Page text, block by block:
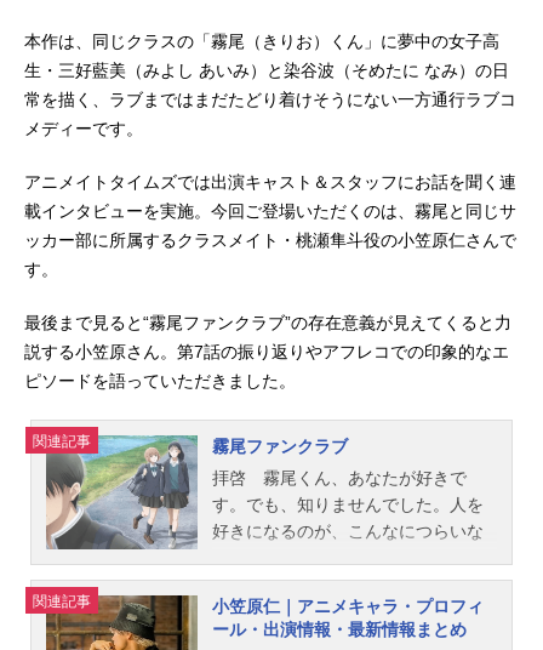
本作は、同じクラスの「霧尾（きりお）くん」に夢中の女子高
生・三好藍美（みよし あいみ）と染谷波（そめたに なみ）の日
常を描く、ラブまではまだたどり着けそうにない一方通行ラブコ
メディーです。
アニメイトタイムズでは出演キャスト＆スタッフにお話を聞く連
載インタビューを実施。今回ご登場いただくのは、霧尾と同じサ
ッカー部に所属するクラスメイト・桃瀬隼斗役の小笠原仁さんで
す。
最後まで見ると“霧尾ファンクラブ”の存在意義が見えてくると力
説する小笠原さん。第7話の振り返りやアフレコでの印象的なエ
ピソードを語っていただきました。
関連記事
霧尾ファンクラブ
拝啓 霧尾くん、あなたが好きで
す。でも、知りませんでした。人を
好きになるのが、こんなにつらいな
くんとハンバーガー食べたい。霧尾
くんと相合傘したい。霧尾くんとお
皿割りまくりたい。霧尾くんと身体
関連記事
小笠原仁｜アニメキャラ・プロフィ
ール・出演情報・最新情報まとめ